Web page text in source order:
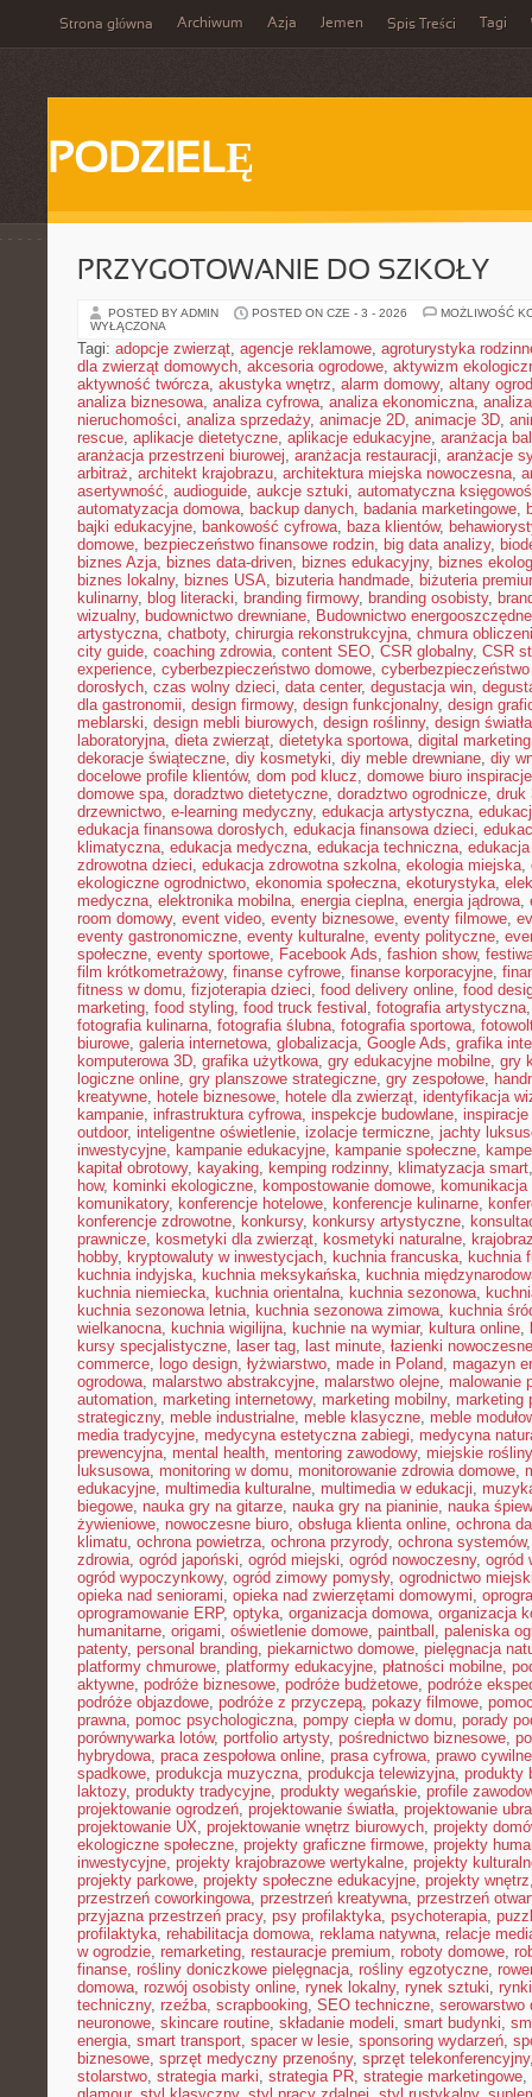
Strona główna Archiwum Azja Jemen Spis Treści Tagi
PODZIELĘ
PRZYGOTOWANIE DO SZKOŁY
POSTED BY ADMIN POSTED ON CZE - 3 - 2026
MOŻLIWOŚĆ
WYŁĄCZONA
Tagi: adopcje zwierząt, agencje reklamowe, agroturystyka
dla zwierząt domowych, akcesoria ogrodowe, aktywizm
aktywność twórcza, akustyka wnętrz, alarm domowy, altany
analiza biznesowa, analiza cyfrowa, analiza ekonomiczna,
nieruchomości, analiza sprzedaży, animacje 2D, animacje 3D,
rescue, aplikacje dietetyczne, aplikacje edukacyjne, aranżacja
aranżacja przestrzeni biurowej, aranżacja restauracji, aranżacje
arbitraż, architekt krajobrazu, architektura miejska nowoczesna,
asertywność, audioguide, aukcje sztuki, automatyczna
automatyzacja domowa, backup danych, badania marketingowe,
bajki edukacyjne, bankowość cyfrowa, baza klientów,
domowe, bezpieczeństwo finansowe rodzin, big data analizy,
biznes Azja, biznes data-driven, biznes edukacyjny, biznes
biznes lokalny, biznes USA, bizuteria handmade, biżuteria
kulinarny, blog literacki, branding firmowy, branding osobisty,
wizualny, budownictwo drewniane, Budownictwo energooszczędne
artystyczna, chatboty, chirurgia rekonstrukcyjna, chmura
city guide, coaching zdrowia, content SEO, CSR globalny, CSR
experience, cyberbezpieczeństwo domowe,
dorosłych, czas wolny dzieci, data center, degustacja win,
dla gastronomii, design firmowy, design funkcjonalny, design
meblarski, design mebli biurowych, design roślinny, design światła
laboratoryjna, dieta zwierząt, dietetyka sportowa, digital marketing
dekoracje świąteczne, diy kosmetyki, diy meble drewniane, diy
docelowe profile klientów, dom pod klucz, domowe biuro inspiracje
domowe spa, doradztwo dietetyczne, doradztwo ogrodnicze, druk
drzewnictwo, e-learning medyczny, edukacja artystyczna,
edukacja finansowa dorosłych, edukacja finansowa dzieci,
klimatyczna, edukacja medyczna, edukacja techniczna,
zdrowotna dzieci, edukacja zdrowotna szkolna, ekologia miejska,
ekologiczne ogrodnictwo, ekonomia społeczna, ekoturystyka,
medyczna, elektronika mobilna, energia cieplna, energia jądrowa,
room domowy, event video, eventy biznesowe, eventy filmowe,
eventy gastronomiczne, eventy kulturalne, eventy polityczne,
społeczne, eventy sportowe, Facebook Ads, fashion show,
film krótkometrażowy, finanse cyfrowe, finanse korporacyjne,
fitness w domu, fizjoterapia dzieci, food delivery online, food
marketing, food styling, food truck festival , fotografia artystyczna
fotografia kulinarna, fotografia ślubna, fotografia sportowa,
biurowe, galeria internetowa, globalizacja, Google Ads, grafika
komputerowa 3D, grafika użytkowa, gry edukacyjne mobilne, gry
logiczne online, gry planszowe strategiczne, gry zespołowe,
kreatywne, hotele biznesowe, hotele dla zwierząt, identyfikacja
kampanie, infrastruktura cyfrowa, inspekcje budowlane,
outdoor, inteligentne oświetlenie, izolacje termiczne, jachty
inwestycyjne, kampanie edukacyjne, kampanie społeczne,
kapitał obrotowy, kayaking, kemping rodzinny, klimatyzacja smart
how, kominki ekologiczne, kompostowanie domowe, komunikacja
komunikatory, konferencje hotelowe, konferencje kulinarne,
konferencje zdrowotne, konkursy, konkursy artystyczne,
prawnicze, kosmetyki dla zwierząt, kosmetyki naturalne,
hobby, kryptowaluty w inwestycjach, kuchnia francuska, kuchnia
kuchnia indyjska, kuchnia meksykańska, kuchnia
kuchnia niemiecka, kuchnia orientalna, kuchnia sezonowa,
kuchnia sezonowa letnia, kuchnia sezonowa zimowa, kuchnia
wielkanocna, kuchnia wigilijna, kuchnie na wymiar, kultura online,
kursy specjalistyczne, laser tag, last minute, łazienki nowoczesne
commerce, logo design, łyżwiarstwo, made in Poland, magazyn
ogrodowa, malarstwo abstrakcyjne, malarstwo olejne, malowanie
automation, marketing internetowy, marketing mobilny, marketing
strategiczny, meble industrialne, meble klasyczne, meble
media tradycyjne, medycyna estetyczna zabiegi, medycyna
prewencyjna, mental health, mentoring zawodowy, miejskie rośliny
luksusowa, monitoring w domu, monitorowanie zdrowia domowe,
edukacyjne, multimedia kulturalne, multimedia w edukacji,
biegowe, nauka gry na gitarze, nauka gry na pianinie, nauka
żywieniowe, nowoczesne biuro, obsługa klienta online, ochrona
klimatu, ochrona powietrza, ochrona przyrody, ochrona systemów
zdrowia, ogród japoński, ogród miejski, ogród nowoczesny, ogród
ogród wypoczynkowy, ogród zimowy pomysły, ogrodnictwo
opieka nad seniorami, opieka nad zwierzętami domowymi,
oprogramowanie ERP, optyka, organizacja domowa, organizacja
humanitarne, origami, oświetlenie domowe, paintball , paleniska
patenty, personal branding, piekarnictwo domowe, pielęgnacja
platformy chmurowe, platformy edukacyjne, płatności mobilne,
aktywne, podróże biznesowe, podróże budżetowe, podróże
podróże objazdowe, podróże z przyczepą, pokazy filmowe,
prawna, pomoc psychologiczna, pompy ciepła w domu, porady
porównywarka lotów, portfolio artysty, pośrednictwo biznesowe,
hybrydowa, praca zespołowa online, prasa cyfrowa, prawo
spadkowe, produkcja muzyczna, produkcja telewizyjna, produkty
laktozy, produkty tradycyjne, produkty wegańskie, profile
projektowanie ogrodzeń, projektowanie światła, projektowanie
projektowanie UX, projektowanie wnętrz biurowych, projekty
ekologiczne społeczne, projekty graficzne firmowe, projekty
inwestycyjne, projekty krajobrazowe wertykalne, projekty
projekty parkowe, projekty społeczne edukacyjne, projekty wnętrz
przestrzeń coworkingowa, przestrzeń kreatywna, przestrzeń
przyjazna przestrzeń pracy, psy profilaktyka, psychoterapia,
profilaktyka, rehabilitacja domowa, reklama natywna, relacje
w ogrodzie, remarketing, restauracje premium, roboty domowe,
finanse, rośliny doniczkowe pielęgnacja, rośliny egzotyczne,
domowa, rozwój osobisty online, rynek lokalny, rynek sztuki,
techniczny, rzeźba, scrapbooking, SEO techniczne, serowarstwo
neuronowe, skincare routine, składanie modeli, smart budynki,
energia, smart transport, spacer w lesie, sponsoring wydarzeń,
biznesowe, sprzęt medyczny przenośny, sprzęt telekonferencyjny
stolarstwo, strategia marki, strategia PR, strategie marketingowe,